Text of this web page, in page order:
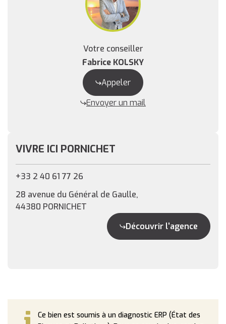
Votre conseiller
Fabrice KOLSKY
Appeler
Envoyer un mail
VIVRE ICI PORNICHET
+33 2 40 61 77 26
28 avenue du Général de Gaulle,
44380 PORNICHET
Découvrir l'agence
Ce bien est soumis à un diagnostic ERP (État des